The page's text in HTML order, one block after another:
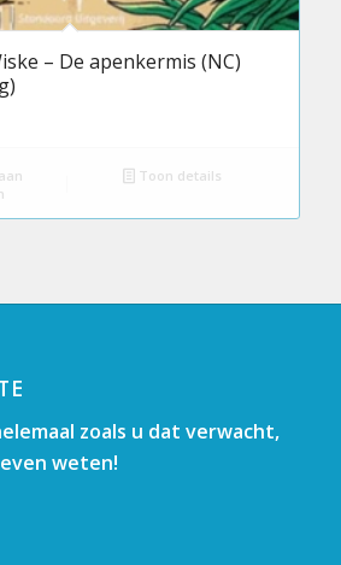
– De apenkermis (NC)
Toon details
zoals u dat verwacht,
weten!